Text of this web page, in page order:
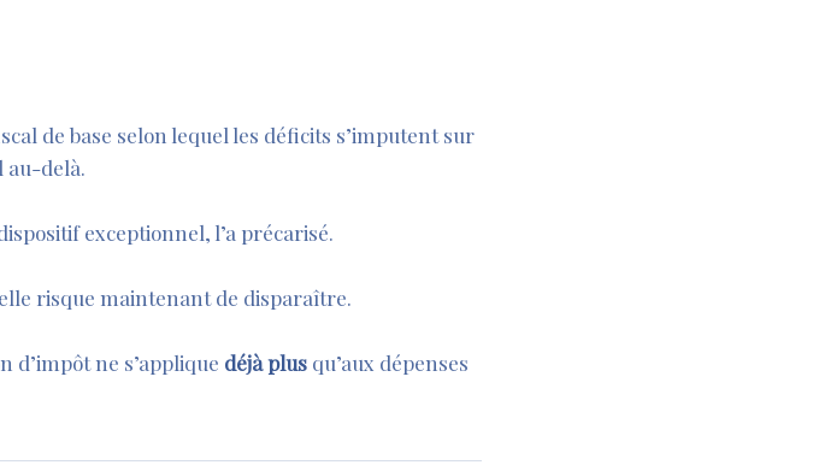
de base selon lequel les déficits s’imputent sur
au-delà.
exceptionnel, l’a précarisé.
risque maintenant de disparaître.
d’impôt ne s’applique déjà plus qu’aux dépenses